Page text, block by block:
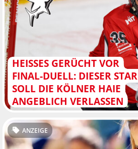
HEISSES GERÜCHT VOR F
INAL-DUELL: DIESER STAR S
OLL DIE KÖLNER HAIE A
NGEBLICH VERLASSEN
ANZEIGE